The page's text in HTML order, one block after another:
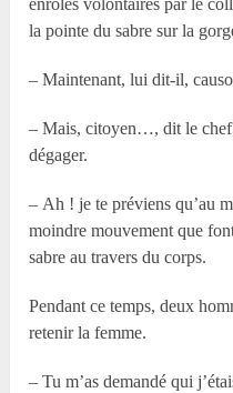
enrôlés volontaires par le
la pointe du sabre sur la
– Maintenant, lui dit-il,
– Mais, citoyen…, dit le chef
dégager.
– Ah ! je te préviens qu’au
moindre mouvement que
sabre au travers du corps.
Pendant ce temps, deux
retenir la femme.
– Tu m’as demandé qui